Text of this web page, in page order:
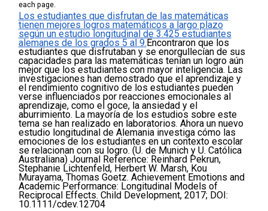
each page.
Los estudiantes que disfrutan de las matemáticas
tienen mejores logros matemáticos a largo plazo
según un estudio longitudinal de 3.425 estudiantes
alemanes de los grados 5 al 9.Encontraron que los
estudiantes que disfrutaban y se enorgullecían de sus
capacidades para las matemáticas tenían un logro aún
mejor que los estudiantes con mayor inteligencia. Las
investigaciones han demostrado que el aprendizaje y
el rendimiento cognitivo de los estudiantes pueden
verse influenciados por reacciones emocionales al
aprendizaje, como el goce, la ansiedad y el
aburrimiento. La mayoría de los estudios sobre este
tema se han realizado en laboratorios. Ahora un nuevo
estudio longitudinal de Alemania investiga cómo las
emociones de los estudiantes en un contexto escolar
se relacionan con su logro. (U. de Munich y U. Católica
Australiana) Journal Reference: Reinhard Pekrun,
Stephanie Lichtenfeld, Herbert W. Marsh, Kou
Murayama, Thomas Goetz. Achievement Emotions and
Academic Performance: Longitudinal Models of
Reciprocal Effects. Child Development, 2017; DOI:
10.1111/cdev.12704